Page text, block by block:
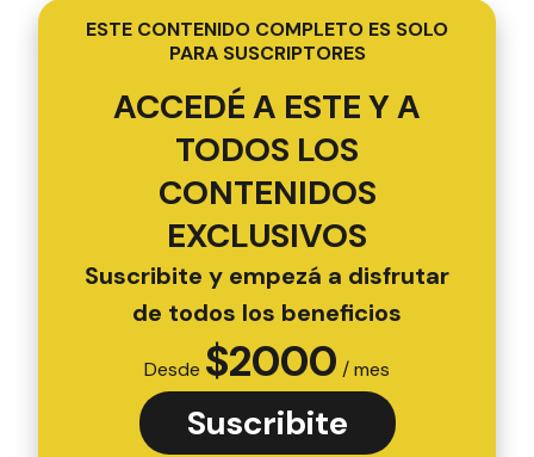
ESTE CONTENIDO COMPLETO ES SOLO
PARA SUSCRIPTORES
ACCEDÉ A ESTE Y A
TODOS LOS
CONTENIDOS
EXCLUSIVOS
Suscribite y empezá a disfrutar
de todos los beneficios
Desde $2000 / mes
Suscribite